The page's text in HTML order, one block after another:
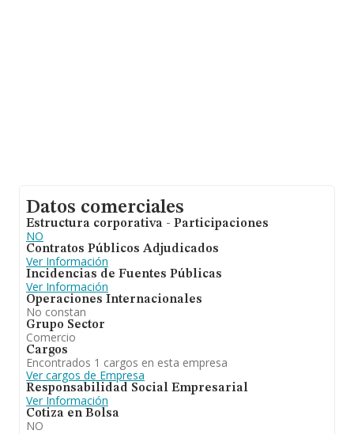
Datos comerciales
Estructura corporativa - Participaciones
NO
Contratos Públicos Adjudicados
Ver Información
Incidencias de Fuentes Públicas
Ver Información
Operaciones Internacionales
No constan
Grupo Sector
Comercio
Cargos
Encontrados 1 cargos en esta empresa
Ver cargos de Empresa
Responsabilidad Social Empresarial
Ver Información
Cotiza en Bolsa
NO